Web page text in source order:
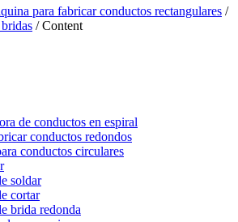
para fabricar conductos rectangulares /
/ Content
de conductos en espiral
conductos redondos
conductos circulares
soldar
cortar
brida redonda